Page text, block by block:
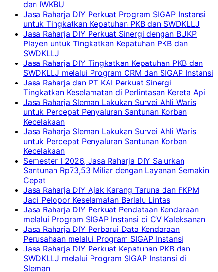
dan IWKBU
Jasa Raharja DIY Perkuat Program SIGAP Instansi
untuk Tingkatkan Kepatuhan PKB dan SWDKLLJ
Jasa Raharja DIY Perkuat Sinergi dengan BUKP
Playen untuk Tingkatkan Kepatuhan PKB dan
SWDKLLJ
Jasa Raharja DIY Tingkatkan Kepatuhan PKB dan
SWDKLLJ melalui Program CRM dan SIGAP Instansi
Jasa Raharja dan PT KAI Perkuat Sinergi
Tingkatkan Keselamatan di Perlintasan Kereta Api
Jasa Raharja Sleman Lakukan Survei Ahli Waris
untuk Percepat Penyaluran Santunan Korban
Kecelakaan
Jasa Raharja Sleman Lakukan Survei Ahli Waris
untuk Percepat Penyaluran Santunan Korban
Kecelakaan
Semester I 2026, Jasa Raharja DIY Salurkan
Santunan Rp73,53 Miliar dengan Layanan Semakin
Cepat
Jasa Raharja DIY Ajak Karang Taruna dan FKPM
Jadi Pelopor Keselamatan Berlalu Lintas
Jasa Raharja DIY Perkuat Pendataan Kendaraan
melalui Program SIGAP Instansi di CV Kaleksanan
Jasa Raharja DIY Perbarui Data Kendaraan
Perusahaan melalui Program SIGAP Instansi
Jasa Raharja DIY Perkuat Kepatuhan PKB dan
SWDKLLJ melalui Program SIGAP Instansi di
Sleman